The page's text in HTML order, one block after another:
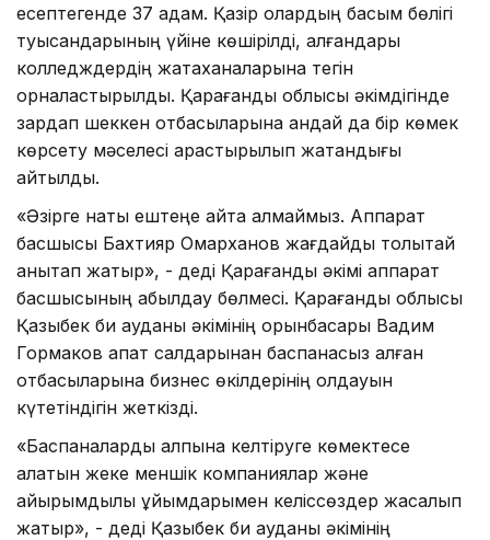
есептегенде 37 адам. Қазір олардың басым бөлігі
туысқандарының үйіне көшірілді, қалғандары
колледждердің жатақханаларына тегін
орналастырылды. Қарағанды облысы әкімдігінде
зардап шеккен отбасыларына қандай да бір көмек
көрсету мәселесі қарастырылып жатқандығы
айтылды.
«Әзірге нақты ештеңе айта алмаймыз. Аппарат
басшысы Бахтияр Омарханов жағдайды толықтай
анықтап жатыр», - деді Қарағанды әкімі аппарат
басшысының қабылдау бөлмесі. Қарағанды облысы
Қазыбек би ауданы әкімінің орынбасары Вадим
Гормаков апат салдарынан баспанасыз қалған
отбасыларына бизнес өкілдерінің қолдауын
күтетіндігін жеткізді.
«Баспаналарды қалпына келтіруге көмектесе
алатын жеке меншік компаниялар және
қайырымдылық ұйымдарымен келіссөздер жасалып
жатыр», - деді Қазыбек би ауданы әкімінің